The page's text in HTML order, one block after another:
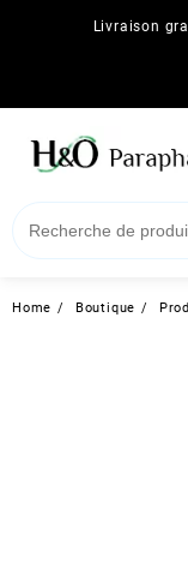
Livraison
Home Boutique